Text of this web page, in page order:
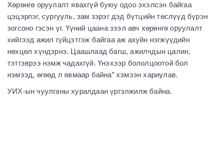
Хөрөнгө оруулалт явахгүй буюу одоо эхэлсэн байгаа
цэцэрлэг, сургууль, зам зэрэг дэд бүтцийн төслүүд бүрэн
зогсоно гэсэн үг. Үүний цаана зээл авч хөрөнгө оруулалт
хийгээд ажил гүйцэтгэж байгаа аж ахуйн нэгжүүдийн
нөхцөл хүндэрнэ. Цаашлаад багш, ажилчдын цалин,
тэтгэврээ нэмж чадахгүй. Үнэхээр бололцоотой бол
нэмээд, өгөөд л явмаар байна” хэмээн хариулав.
УИХ-ын чуулганы хуралдаан үргэлжилж байна.